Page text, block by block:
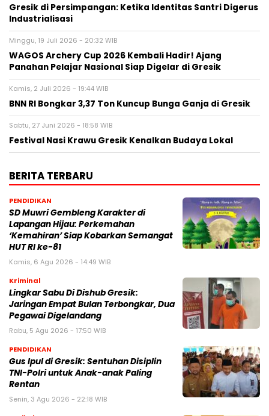
Gresik di Persimpangan: Ketika Identitas Santri Digerus
Industrialisasi
Minggu, 19 Juli 2026 - 20:32 WIB
WAGOS Archery Cup 2026 Kembali Hadir! Ajang
Panahan Pelajar Nasional Siap Digelar di Gresik
Kamis, 2 Juli 2026 - 19:44 WIB
BNN RI Bongkar 3,37 Ton Kuncup Bunga Ganja di Gresik
Sabtu, 27 Juni 2026 - 18:58 WIB
Festival Nasi Krawu Gresik Kenalkan Budaya Lokal
BERITA TERBARU
PENDIDIKAN
SD Muwri Gembleng Karakter di
Lapangan Hijau: Perkemahan
‘Kemahiran’ Siap Kobarkan Semangat
HUT RI ke-81
Kamis, 6 Agu 2026 - 14:49 WIB
Kriminal
Lingkar Sabu Di Dishub Gresik:
Jaringan Empat Bulan Terbongkar, Dua
Pegawai Digelandang
Rabu, 5 Agu 2026 - 17:50 WIB
PENDIDIKAN
Gus Ipul di Gresik: Sentuhan Disiplin
TNI-Polri untuk Anak-anak Paling
Rentan
Senin, 3 Agu 2026 - 22:18 WIB